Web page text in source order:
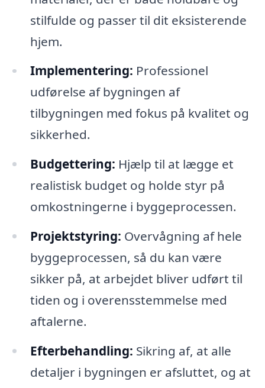
stilfulde og passer til dit eksisterende
hjem.
Implementering: Professionel
udførelse af bygningen af
tilbygningen med fokus på kvalitet og
sikkerhed.
Budgettering: Hjælp til at lægge et
realistisk budget og holde styr på
omkostningerne i byggeprocessen.
Projektstyring: Overvågning af hele
byggeprocessen, så du kan være
sikker på, at arbejdet bliver udført til
tiden og i overensstemmelse med
aftalerne.
Efterbehandling: Sikring af, at alle
detaljer i bygningen er afsluttet, og at